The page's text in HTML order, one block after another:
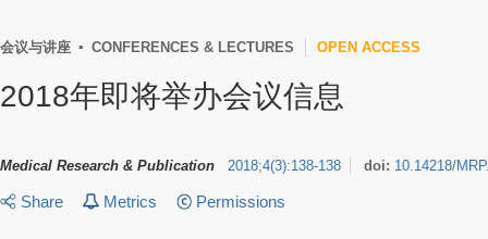
会议与讲座 ▪ CONFERENCES & LECTURES OPEN ACCESS
2018年即将举办会议信息
Medical Research & Publication 2018;4(3):138-138 doi: 10.14218/
Share Metrics Permissions